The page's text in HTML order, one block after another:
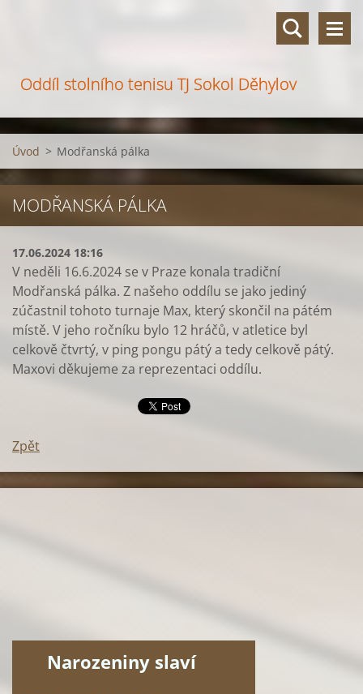
Oddíl stolního tenisu TJ Sokol Děhylov
Úvod > Modřanská pálka
MODŘANSKÁ PÁLKA
17.06.2024 18:16
V neděli 16.6.2024 se v Praze konala tradiční
Modřanská pálka. Z našeho oddílu se jako jediný
zúčastnil tohoto turnaje Max, který skončil na pátém
místě. V jeho ročníku bylo 12 hráčů, v atletice byl
celkově čtvrtý, v ping pongu pátý a tedy celkově pátý.
Maxovi děkujeme za reprezentaci oddílu.
Zpět
Narozeniny slaví